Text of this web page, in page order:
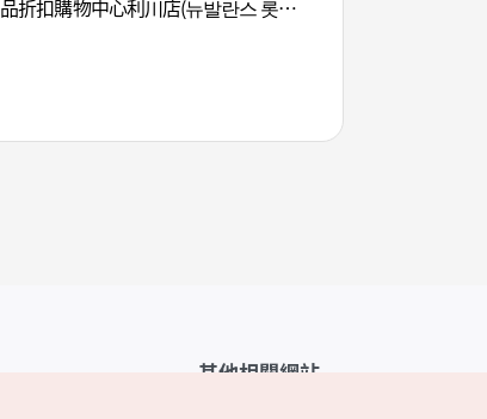
品折扣購物中心利川店(뉴발란스 롯데
其他相關網站